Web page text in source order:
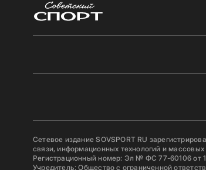
Сетевое издание SOVSPORT RU
связи, информационных технологий и
Регистрационный номер: Эл № ФС 77-60106 от
Учредитель: Общество с ограниченной